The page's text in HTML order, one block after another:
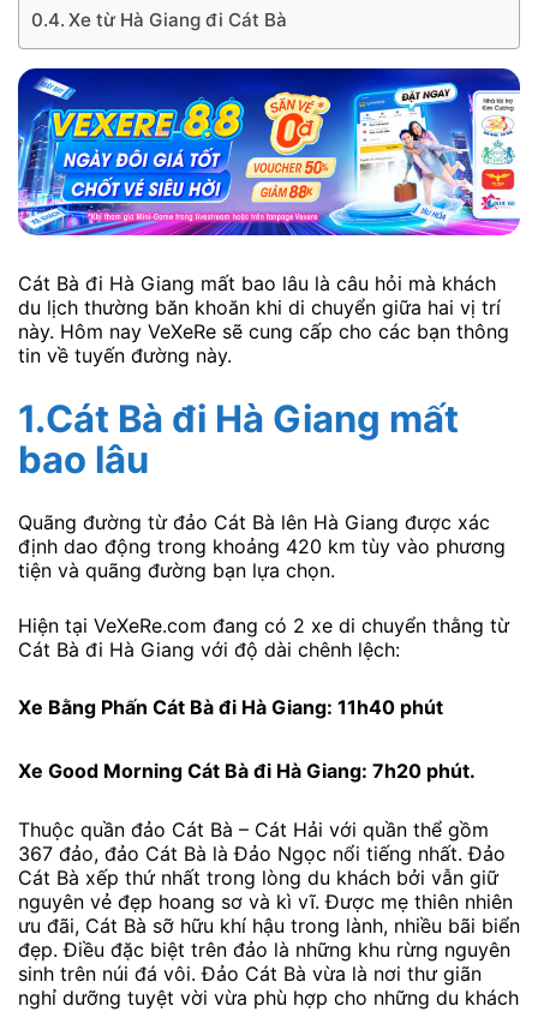
Xe từ Hà Giang đi Cát Bà
Cát Bà đi Hà Giang mất bao lâu là câu hỏi mà khách
du lịch thường băn khoăn khi di chuyển giữa hai vị trí
này. Hôm nay VeXeRe sẽ cung cấp cho các bạn thông
tin về tuyến đường này.
1.Cát Bà đi Hà Giang mất
bao lâu
Quãng đường từ đảo Cát Bà lên Hà Giang được xác
định dao động trong khoảng 420 km tùy vào phương
tiện và quãng đường bạn lựa chọn.
Hiện tại VeXeRe.com đang có 2 xe di chuyển thằng từ
Cát Bà đi Hà Giang với độ dài chênh lệch:
Xe Bằng Phấn Cát Bà đi Hà Giang: 11h40 phút
Xe Good Morning Cát Bà đi Hà Giang: 7h20 phút.
Thuộc quần đảo Cát Bà – Cát Hải với quần thể gồm
367 đảo, đảo Cát Bà là Đảo Ngọc nổi tiếng nhất. Đảo
Cát Bà xếp thứ nhất trong lòng du khách bởi vẫn giữ
nguyên vẻ đẹp hoang sơ và kì vĩ. Được mẹ thiên nhiên
ưu đãi, Cát Bà sỡ hữu khí hậu trong lành, nhiều bãi biển
đẹp. Điều đặc biệt trên đảo là những khu rừng nguyên
sinh trên núi đá vôi. Đảo Cát Bà vừa là nơi thư giãn
nghỉ dưỡng tuyệt vời vừa phù hợp cho những du khách